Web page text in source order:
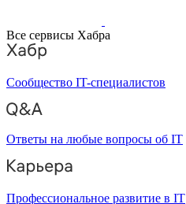
Все сервисы Хабра
Сообщество IT-специалистов
Ответы на любые вопросы об IT
Профессиональное развитие в IT